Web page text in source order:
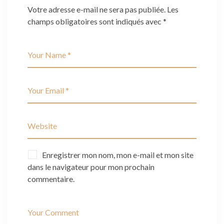
Votre adresse e-mail ne sera pas publiée. Les
champs obligatoires sont indiqués avec *
Enregistrer mon nom, mon e-mail et mon site
dans le navigateur pour mon prochain
commentaire.